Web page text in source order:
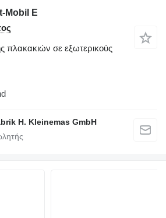
Mobil E
πλακακιών σε εξωτερικούς
H. Kleinemas GmbH